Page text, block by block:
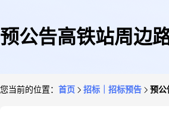
预公告高铁站周边
您当前的位置： 首页 招标｜招标预告 预公